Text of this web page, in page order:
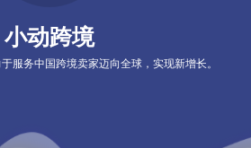
小动跨境
服务中国跨境卖家迈向全球，实现新增长。